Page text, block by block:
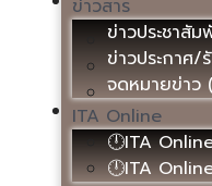
ข่าวสาร
ข่าวประชาสั
ข่าวประกาศ/
จดหมายข่าว
ITA Online
🕛ITA
🕛ITA